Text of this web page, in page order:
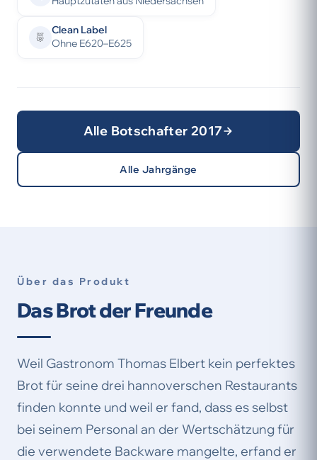
Clean Label
Ohne E620–E625
Alle Botschafter 2017
Alle Jahrgänge
Über das Produkt
Das Brot der Freunde
Weil Gastronom Thomas Elbert kein perfektes
Brot für seine drei hannoverschen Restaurants
finden konnte und weil er fand, dass es selbst
bei seinem Personal an der Wertschätzung für
die verwendete Backware mangelte, erfand er